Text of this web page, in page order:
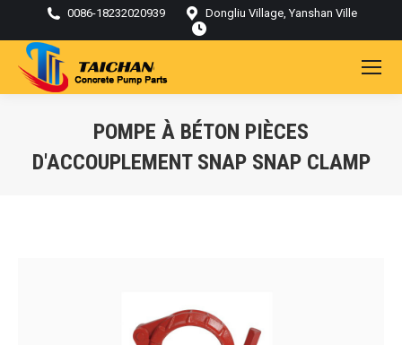
0086-18232020939 Dongliu Village, Yanshan Ville
POMPE À BÉTON PIÈCES
D'ACCOUPLEMENT SNAP SNAP CLAMP